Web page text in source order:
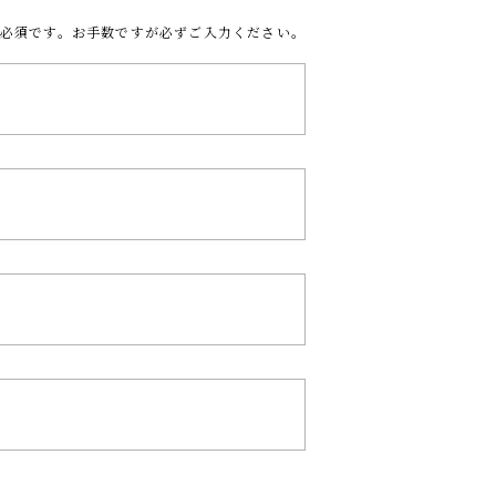
須です。お手数ですが必ずご入力ください。